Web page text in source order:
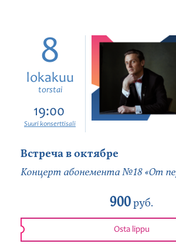
8
lokakuu
torstai
19:00
Suuri konserttisali
Встреча в октябре
Концерт абонемента №18 «От
900руб.
Osta lippu